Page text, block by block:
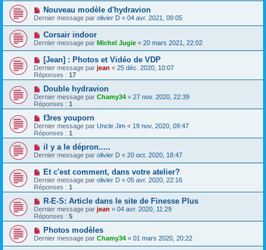
Nouveau modèle d'hydravion
Dernier message par olivier D « 04 avr. 2021, 09:05
Corsair indoor
Dernier message par Michel Jugie « 20 mars 2021, 22:02
[Jean] : Photos et Vidéo de VDP
Dernier message par jean « 25 déc. 2020, 10:07
Réponses : 17
Double hydravion
Dernier message par Chamy34 « 27 nov. 2020, 22:39
Réponses : 1
f3res youporn
Dernier message par Uncle Jim « 19 nov. 2020, 09:47
Réponses : 1
il y a le dépron.....
Dernier message par olivier D « 20 oct. 2020, 18:47
Et c'est comment, dans votre atelier?
Dernier message par olivier D « 05 avr. 2020, 22:16
Réponses : 1
R-E-S: Article dans le site de Finesse Plus
Dernier message par jean « 04 avr. 2020, 11:29
Réponses : 5
Photos modèles
Dernier message par Chamy34 « 01 mars 2020, 20:22